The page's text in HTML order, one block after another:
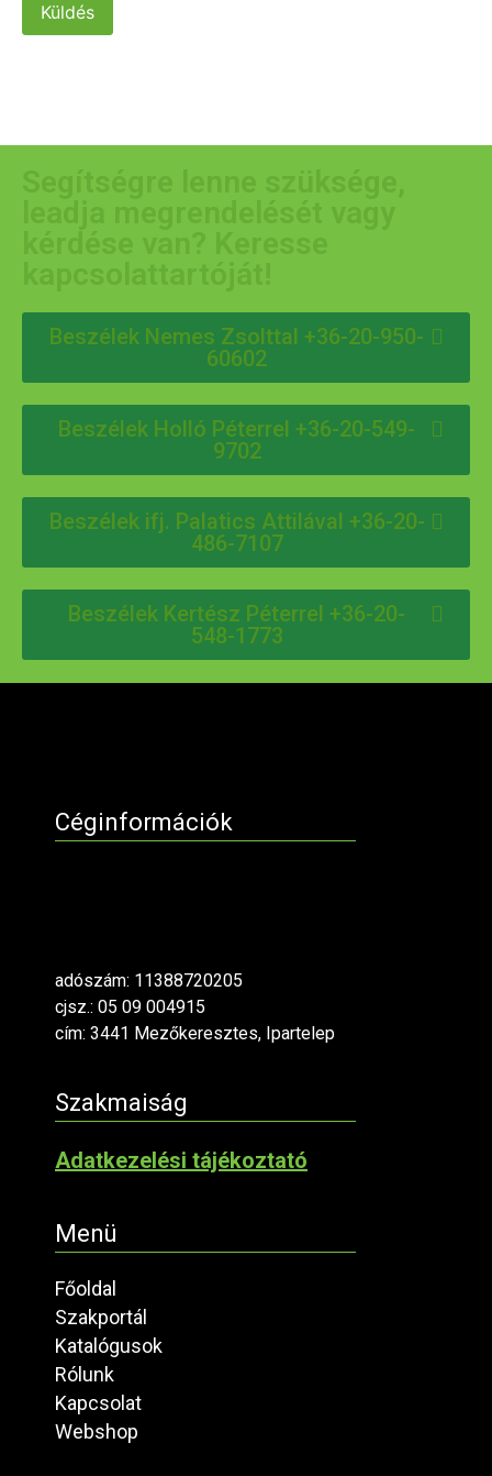
Küldés
Beszélek Nemes Zsolttal +36-20-950-
60602
Beszélek Holló Péterrel +36-20-549-
9702
Beszélek ifj. Palatics Attilával +36-20-
486-7107
Beszélek Kertész Péterrel +36-20-
548-1773
Céginformációk
adószám: 11388720205
cjsz.: 05 09 004915
cím: 3441 Mezőkeresztes, Ipartelep
Szakmaiság
Adatkezelési tájékoztató
Menü
Főoldal
Szakportál
Katalógusok
Rólunk
Kapcsolat
Webshop